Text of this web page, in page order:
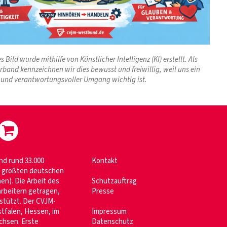
Bild wurde mithilfe von Künstlicher Intelligenz (KI) erstellt. Als
kennzeichnen wir dies bewusst und freiwillig, weil uns ein
verantwortungsvoller Umgang wichtig ist.
rund 33.000
größten deutschen
Die Arbeit des
getragen,
Der CVJM-
Hessen, im
Erste
Kontakt
Schutzauftrag
Presse
Impressum
Datenschutz